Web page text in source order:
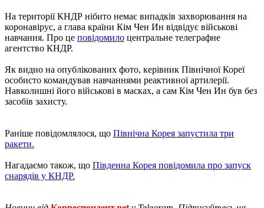
На території КНДР нібито немає випадків захворювання на
коронавірус, а глава країни Кім Чен Ин відвідує військові
навчання. Про це повідомило центральне телеграфне
агентство КНДР.
Як видно на опублікованих фото, керівник Північної Кореї
особисто командував навчаннями реактивної артилерії.
Навколишні його військові в масках, а сам Кім Чен Ин був без
засобів захисту.
Раніше повідомлялося, що Північна Корея запустила три
ракети.
Нагадаємо також, що Південна Корея повідомила про запуск
снарядів у КНДР.